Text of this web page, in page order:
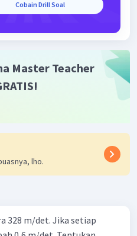
Cobain Drill Soal
Master Teacher
lho.
328 m/det. Jika setiap